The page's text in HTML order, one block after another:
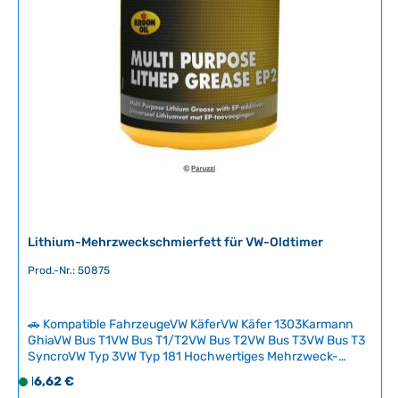
Lithium-Mehrzweckschmierfett für VW-Oldtimer
Prod.-Nr.: 50875
🚗 Kompatible FahrzeugeVW KäferVW Käfer 1303Karmann
GhiaVW Bus T1VW Bus T1/T2VW Bus T2VW Bus T3VW Bus T3
SyncroVW Typ 3VW Typ 181 Hochwertiges Mehrzweck-
Lithiumfett für alle Schmier- und Wartungspunkte an
klassischen VW-Fahrzeugen. Das universell einsetzbare
Regulärer Preis:
S
16,62 €